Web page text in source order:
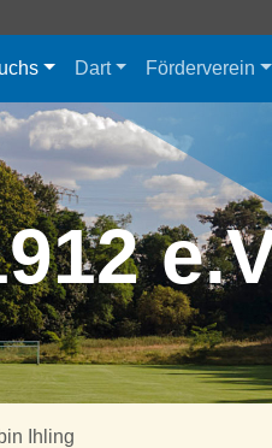
Dart Förderverein
Ihling